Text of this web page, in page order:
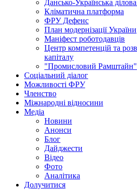
Дансько-Українська
Кліматична платформа
ФРУ Дефенс
План модернізації України
Маніфест роботодавців
Центр компетенцій та
капіталу
"Промисловий Рамштайн"
Соціальний діалог
Можливості ФРУ
Членство
Міжнародні відносини
Медіа
Новини
Анонси
Блог
Дайджести
Відео
Фото
Аналітика
Долучитися